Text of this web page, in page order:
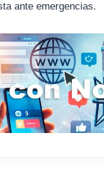
ante emergencias.